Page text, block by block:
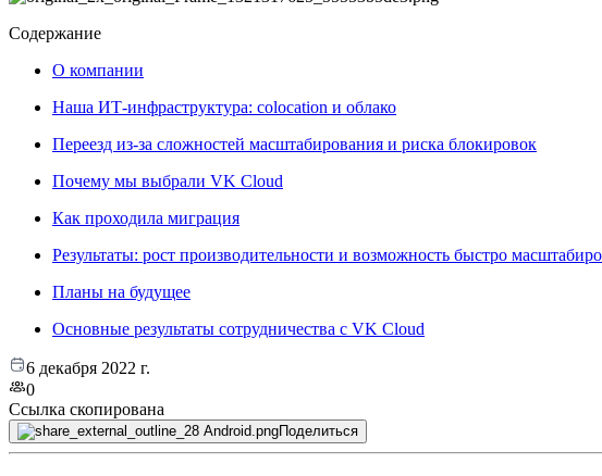
Содержание
О компании
Наша ИТ-инфраструктура: colocation и облако
Переезд из-за сложностей масштабирования и риска блокировок
Почему мы выбрали VK Cloud
Как проходила миграция
Результаты: рост производительности и возможность быстро
Планы на будущее
Основные результаты сотрудничества с VK Cloud
6 декабря 2022 г.
0
Ссылка скопирована
Поделиться